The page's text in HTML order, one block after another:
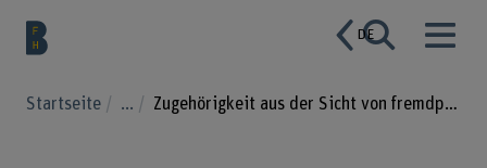
DE
Startseite ... Zugehörigkeit aus der Sicht von fremdplatzierten Kindern und Jugendlichen